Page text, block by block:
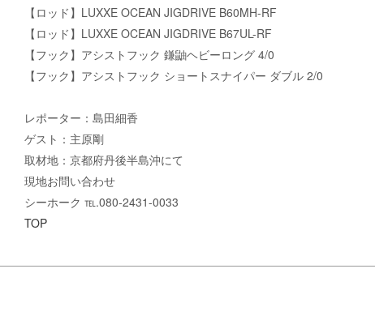
【ロッド】LUXXE OCEAN JIGDRIVE B60MH-RF
【ロッド】LUXXE OCEAN JIGDRIVE B67UL-RF
【フック】アシストフック 鎌鼬ヘビーロング 4/0
【フック】アシストフック ショートスナイパー ダブル 2/0
レポーター：島田細香
ゲスト：主原剛
取材地：京都府丹後半島沖にて
現地お問い合わせ
シーホーク ℡.080-2431-0033
TOP